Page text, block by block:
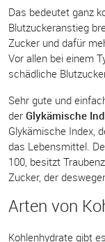
Das bedeutet ganz
Blutzuckeranstieg
Zucker und dafür
Vor allen bei einem
schädliche
Sehr gute und
der Glykämische
Glykämische Index,
das Lebensmittel.
100, besitzt
Zucker, der
Arten von
Kohlenhydrate gibt